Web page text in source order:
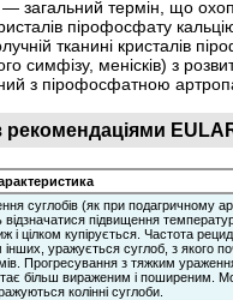
термін, що
пірофосфату
тканині кристалів
симфізу, менісків) з
з пірофосфатною
рекомендаціями
суглобів (як при подагричному
підвищення
купірується. Частота
уражується суглоб, з якого
Прогресування з тяжким
більш вираженим і поширеним.
колінні суглоби.